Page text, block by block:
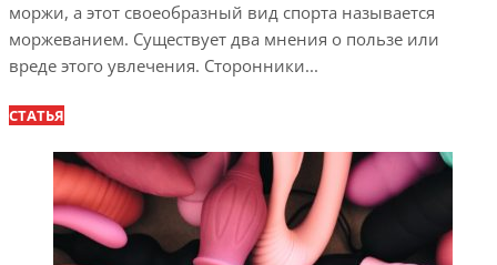
моржи, а этот своеобразный вид спорта называется
моржеванием. Существует два мнения о пользе или
вреде этого увлечения. Сторонники...
СТАТЬЯ